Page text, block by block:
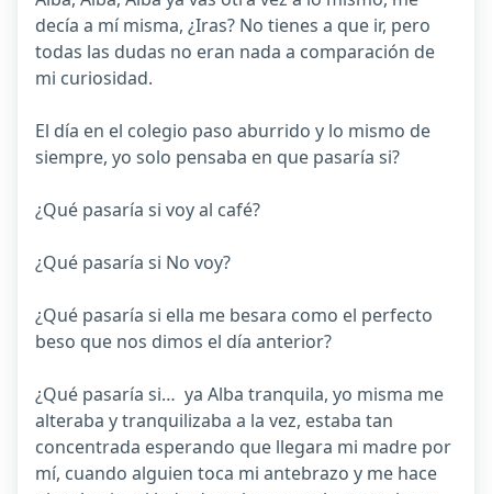
decía a mí misma, ¿Iras? No tienes a que ir, pero
todas las dudas no eran nada a comparación de
mi curiosidad.
El día en el colegio paso aburrido y lo mismo de
siempre, yo solo pensaba en que pasaría si?
¿Qué pasaría si voy al café?
¿Qué pasaría si No voy?
¿Qué pasaría si ella me besara como el perfecto
beso que nos dimos el día anterior?
¿Qué pasaría si… ya Alba tranquila, yo misma me
alteraba y tranquilizaba a la vez, estaba tan
concentrada esperando que llegara mi madre por
mí, cuando alguien toca mi antebrazo y me hace